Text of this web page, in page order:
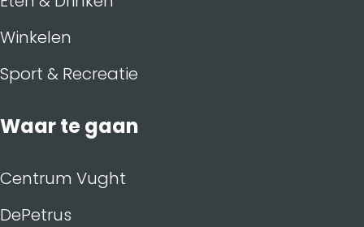
Winkelen
Sport & Recreatie
Waar te gaan
Centrum Vught
DePetrus